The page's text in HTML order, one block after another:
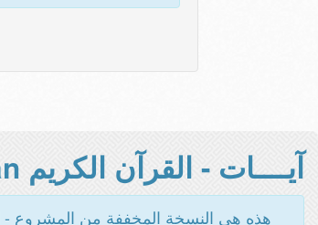
آيــــات - القرآن الكريم Holy Quran -
هذه هي النسخة المخففة من المشروع -